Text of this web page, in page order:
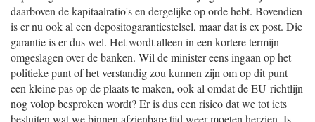
daarboven de kapitaalratio's en dergelijke op orde hebt. Bovendien
is er nu ook al een depositogarantiestelsel, maar dat is ex post. Die
garantie is er dus wel. Het wordt alleen in een kortere termijn
omgeslagen over de banken. Wil de minister eens ingaan op het
politieke punt of het verstandig zou kunnen zijn om op dit punt
een kleine pas op de plaats te maken, ook al omdat de EU-richtlijn
nog volop besproken wordt? Er is dus een risico dat we tot iets
besluiten wat we binnen afzienbare tijd weer moeten herzien. Is